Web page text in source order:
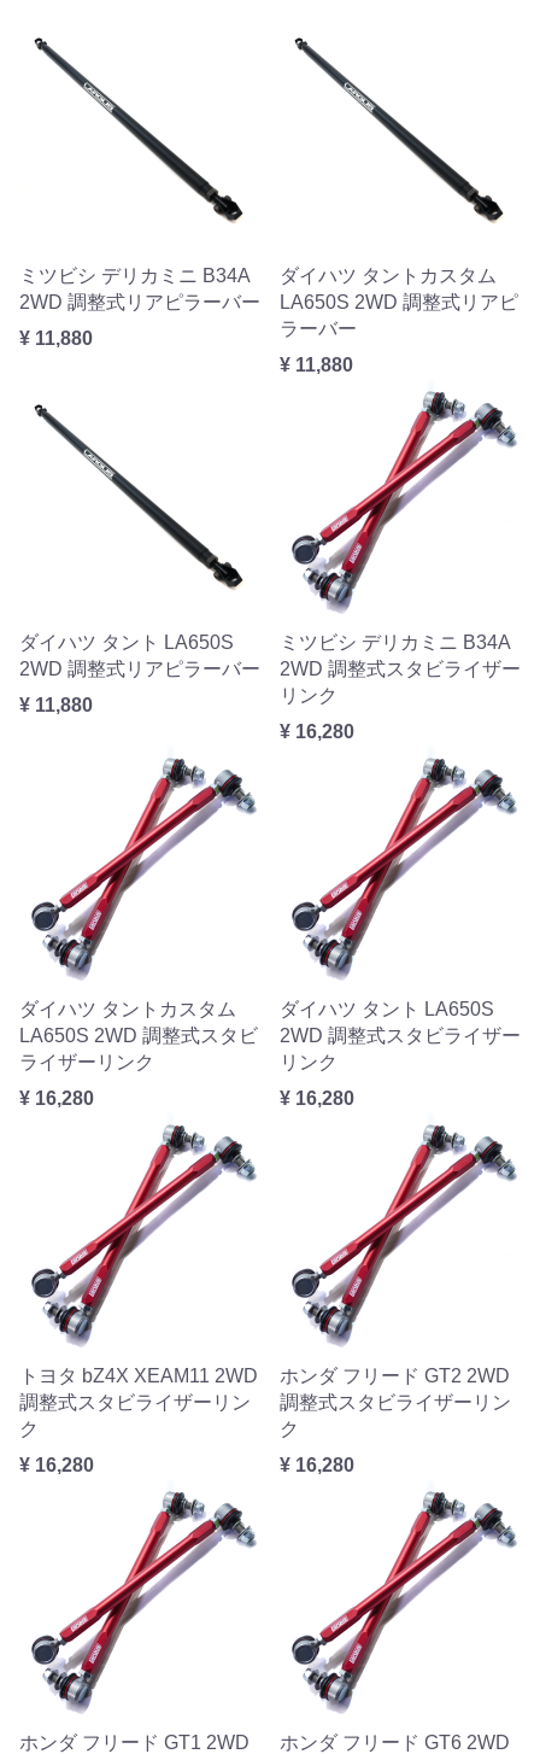
ミツビシ デリカミニ B34A
2WD 調整式リアピラーバー
¥ 11,880
ダイハツ タントカスタム
LA650S 2WD 調整式リアピ
ラーバー
¥ 11,880
ダイハツ タント LA650S
2WD 調整式リアピラーバー
¥ 11,880
ミツビシ デリカミニ B34A
2WD 調整式スタビライザー
リンク
¥ 16,280
ダイハツ タントカスタム
LA650S 2WD 調整式スタビ
ライザーリンク
¥ 16,280
ダイハツ タント LA650S
2WD 調整式スタビライザー
リンク
¥ 16,280
トヨタ bZ4X XEAM11 2WD
調整式スタビライザーリン
ク
¥ 16,280
ホンダ フリード GT2 2WD
調整式スタビライザーリン
ク
¥ 16,280
ホンダ フリード GT1 2WD
ホンダ フリード GT6 2WD